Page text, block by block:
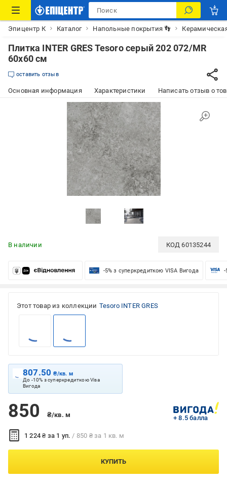
Эпицентр К Каталог Напольные покрытия 👣
Плитка INTER GRES Tesoro серый 202 072/MR
60x60 см
оставить отзыв
Основная информация Характеристики Написать отзыв о
В наличии КОД60135244
-5% з суперкредиткою VISA Вигода -
Этот товар из коллекции Tesoro INTER GRES
807.50₴/кв. м
До -10% з суперкредиткою Visa
Вигода
850 ₴/кв. м + 8.5 балла
1 224 ₴ за 1 уп. / 850 ₴ за 1 кв. м
КУПИТЬ